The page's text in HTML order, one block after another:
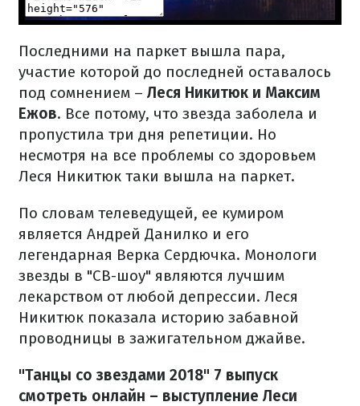
Последними на паркет вышла пара,
участие которой до последней оставалось
под сомнением – Леся Никитюк и Максим
Ежов. Все потому, что звезда заболела и
пропустила три дня репетиции. Но
несмотря на все проблемы со здоровьем
Леся Никитюк таки вышла на паркет.
По словам телеведущей, ее кумиром
является Андрей Данилко и его
легендарная Верка Сердючка. Монологи
звезды в "СВ-шоу" являются лучшим
лекарством от любой депрессии. Леся
Никитюк показала историю забавной
проводницы в зажигательном джайве.
"Танцы со звездами 2018" 7 выпуск
смотреть онлайн – выступление Леси